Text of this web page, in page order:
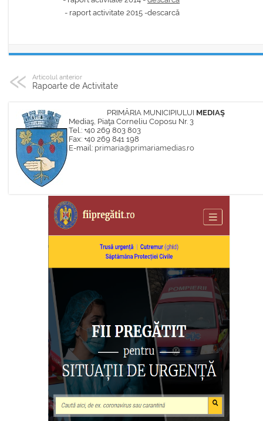
- raport activitate 2015 -descarcă
Articolul anterior
Rapoarte de Activitate
PRIMĂRIA MUNICIPIULUI MEDIAŞ
Mediaş, Piaţa Corneliu Coposu Nr. 3
Tel.: +40 269 803 803
Fax: +40 269 841 198
E-mail: primaria@primariamedias.ro